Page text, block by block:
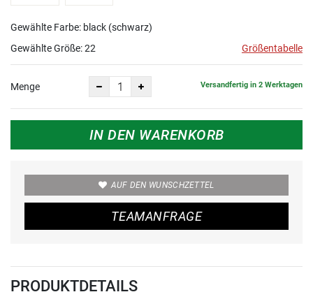
Gewählte Farbe: black (schwarz)
Gewählte Größe:22 Größentabelle
Menge Versandfertig in 2 Werktagen
IN DEN WARENKORB
AUF DEN WUNSCHZETTEL
TEAMANFRAGE
PRODUKTDETAILS